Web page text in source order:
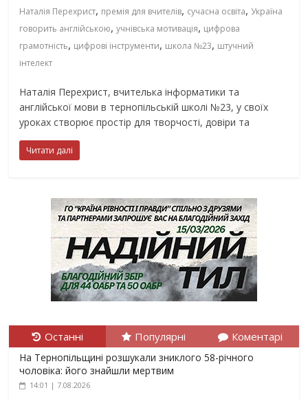
Наталія Перехрист, премія для вчителів, сучасна освіта, Україна
говорить англійською,учнівська мотивація, цифрова
грамотність, цифрові інструменти, школа №23, штучний
інтелект
Наталія Перехрист, вчителька інформатики та
англійської мови в тернопільській школі №23, у своїх
уроках створює простір для творчості, довіри та
Читати далі
Останні Популярні Коментарі
На Тернопільщині розшукали зниклого 58-річного
чоловіка: його знайшли мертвим
14:01 | 7.08.2026